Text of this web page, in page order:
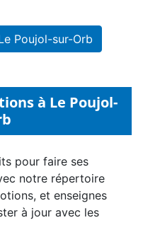
Poujol-sur-Orb
à Le Poujol-
pour faire ses
notre répertoire
et enseignes
à jour avec les